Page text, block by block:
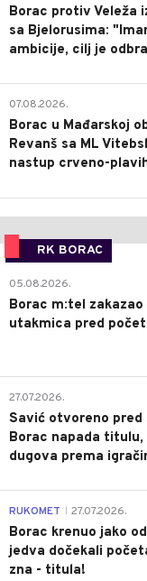
Borac protiv Veleža
sa Bjelorusima:
ambicije, cilj je
07.08.2026.
Borac u Mađarskoj
Revanš sa ML
nastup crveno-
RK BORAC
05.08.2026.
Borac m:tel
utakmica pred
27.07.2026.
Savić otvoreno
Borac napada titulu,
dugova prema
RUKOMET 27.07.2026.
Borac krenuo jako
jedva dočekali
zna - titula!